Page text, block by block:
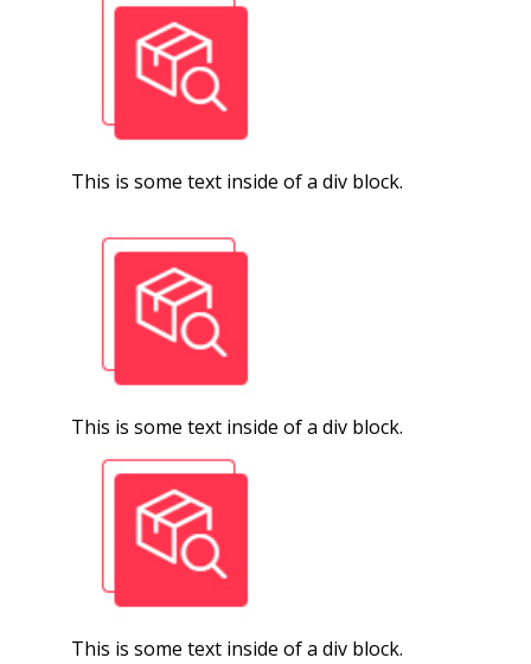
This is some text inside of a div block.
This is some text inside of a div block.
This is some text inside of a div block.